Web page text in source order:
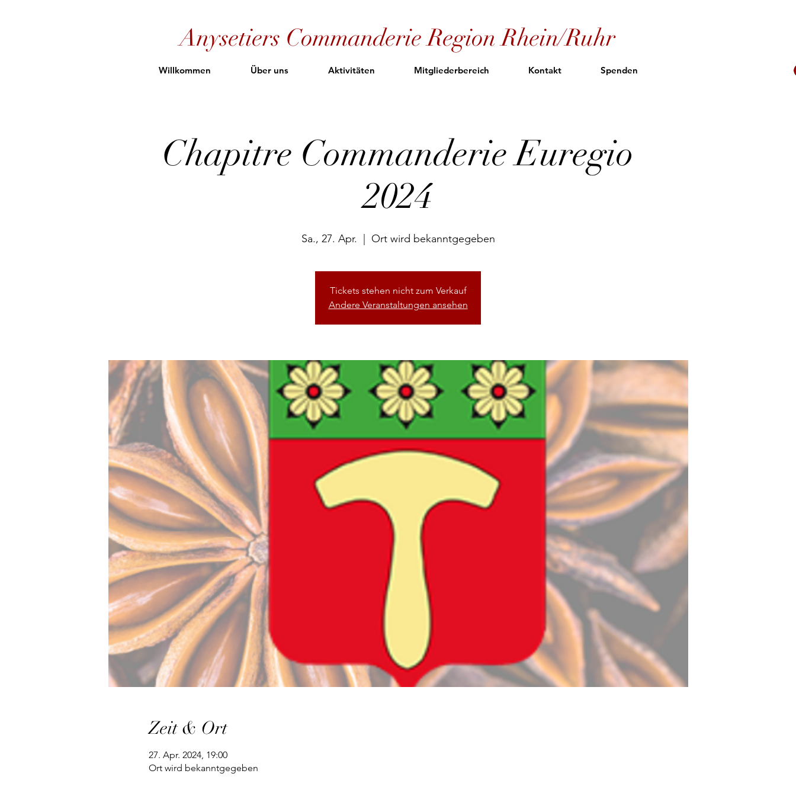
Anysetiers Commanderie Region Rhein/Ruhr
Willkommen Über uns Aktivitäten Mitgliederbereich Kontakt Spenden
Chapitre Commanderie Euregio
2024
Sa., 27. Apr. Ort wird bekanntgegeben
Tickets stehen nicht zum Verkauf
Andere Veranstaltungen ansehen
Zeit & Ort
27. Apr. 2024, 19:00
Ort wird bekanntgegeben